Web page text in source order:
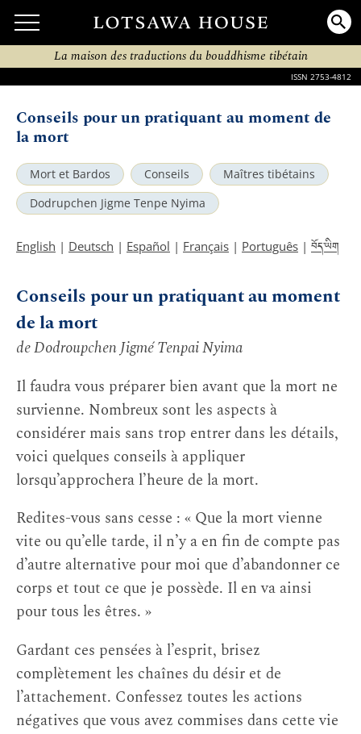
La maison des traductions du bouddhisme tibétain
ISSN 2753-4812
Conseils pour un pratiquant au moment de
la mort
Mort et Bardos Conseils
Maîtres tibétains
Dodrupchen Jigme Tenpe Nyima
English | Deutsch | Español | Français | Português | བོད་ཡིག
Conseils pour un pratiquant au moment
de la mort
de Dodroupchen Jigmé Tenpai Nyima
Il faudra vous préparer bien avant que la mort ne
survienne. Nombreux sont les aspects à
considérer mais sans trop entrer dans les détails,
voici quelques conseils à appliquer
lorsqu’approchera l’heure de la mort.
Redites-vous sans cesse : « Que la mort vienne
vite ou qu’elle tarde, il n’y a en fin de compte pas
d’autre alternative pour moi que d’abandonner ce
corps et tout ce que je possède. Il en va ainsi
pour tous les êtres. »
Gardant ces pensées à l’esprit, brisez
complètement les chaînes du désir et de
l’attachement. Confessez toutes les actions
négatives que vous avez commises dans cette vie